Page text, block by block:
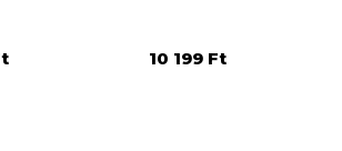
10 199 Ft